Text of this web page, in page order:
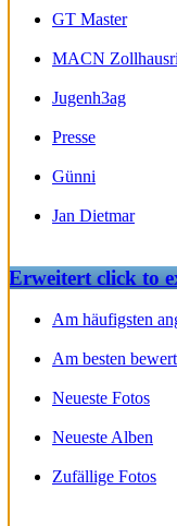
GT Master
MACN
Jugenh3ag
Presse
Günni
Jan Dietmar
Erweitertclick to
Am häufigsten
Am besten
Neueste Fotos
Neueste Alben
Zufällige Fotos